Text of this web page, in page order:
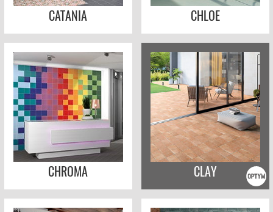
CATANIA CHLOE
CHROMA CLAY